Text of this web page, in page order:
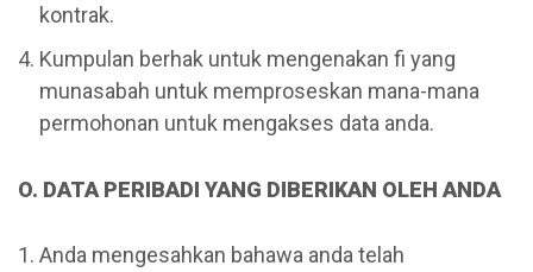
kontrak.
Kumpulan berhak untuk mengenakan fi yang
munasabah untuk memproseskan mana-mana
permohonan untuk mengakses data anda.
O. DATA PERIBADI YANG DIBERIKAN OLEH ANDA
Anda mengesahkan bahawa anda telah